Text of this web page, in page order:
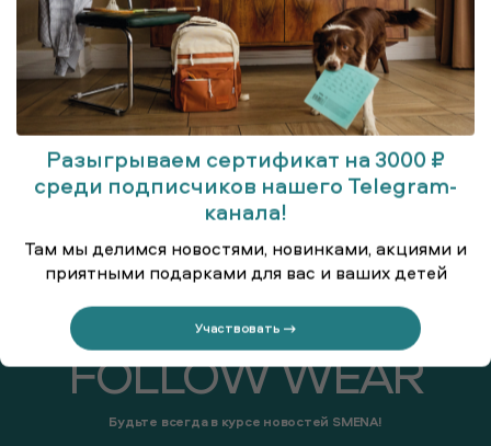
Купальник
FOLLOW WEAR
Будьте всегда в курсе новостей SMENA!
Разыгрываем сертификат на 3000 ₽
среди подписчиков нашего Telegram-
канала!
Там мы делимся новостями, новинками, акциями и
приятными подарками для вас и ваших детей
Участвовать →